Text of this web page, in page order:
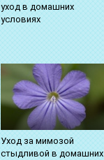
уход в домашних
условиях
Уход за мимозой
стыдливой в домашних